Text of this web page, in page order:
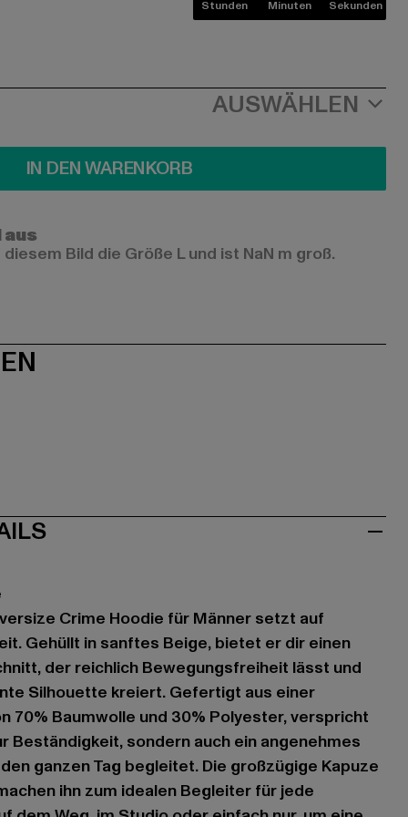
Stunden Minuten Sekunden
AUSWÄHLEN
IN DEN WARENKORB
Bild die Größe L und ist NaN m groß.
Crime Hoodie für Männer setzt auf
Gehüllt in sanftes Beige, bietet er dir einen
der reichlich Bewegungsfreiheit lässt und
Silhouette kreiert. Gefertigt aus einer
70% Baumwolle und 30% Polyester, verspricht
Beständigkeit, sondern auch ein angenehmes
ganzen Tag begleitet. Die großzügige Kapuze
ihn zum idealen Begleiter für jede